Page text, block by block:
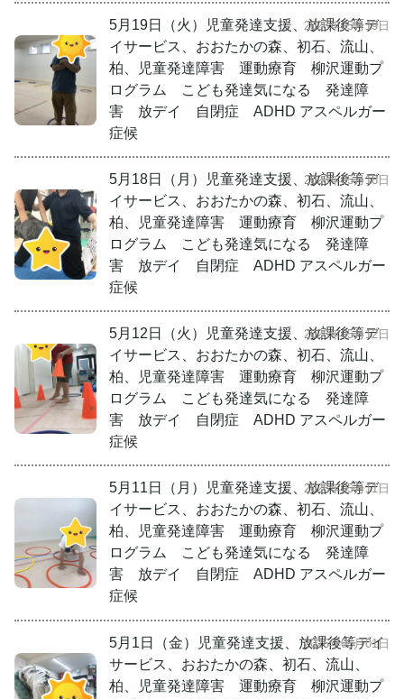
5月19日（火）児童発達支援、放課後等デ
イサービス、おおたかの森、初石、流山、
柏、児童発達障害 運動療育 柳沢運動プ
ログラム こども発達気になる 発達障
害 放デイ 自閉症 ADHD アスペルガー
症候
2026年05月19日
5月18日（月）児童発達支援、放課後等デ
イサービス、おおたかの森、初石、流山、
柏、児童発達障害 運動療育 柳沢運動プ
ログラム こども発達気になる 発達障
害 放デイ 自閉症 ADHD アスペルガー
症候
2026年05月18日
5月12日（火）児童発達支援、放課後等デ
イサービス、おおたかの森、初石、流山、
柏、児童発達障害 運動療育 柳沢運動プ
ログラム こども発達気になる 発達障
害 放デイ 自閉症 ADHD アスペルガー
症候
2026年05月12日
5月11日（月）児童発達支援、放課後等デ
イサービス、おおたかの森、初石、流山、
柏、児童発達障害 運動療育 柳沢運動プ
ログラム こども発達気になる 発達障
害 放デイ 自閉症 ADHD アスペルガー
症候
2026年05月11日
5月1日（金）児童発達支援、放課後等デイ
サービス、おおたかの森、初石、流山、
柏、児童発達障害 運動療育 柳沢運動プ
2026年05月01日